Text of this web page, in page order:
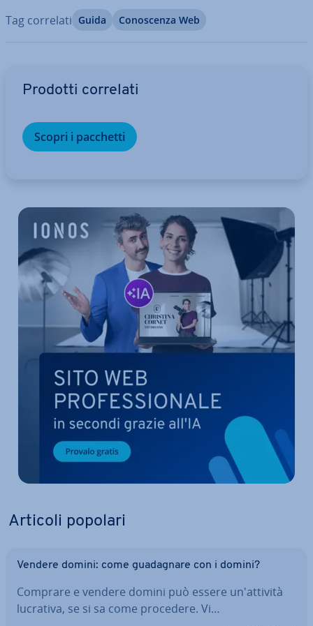
Tag correlati Guida Co­no­scen­za Web
Prodotti correlati
Scopri i pacchetti
Articoli popolari
Vendere domini: come gua­da­gna­re con i domini?
Comprare e vendere domini può essere un'at­ti­vi­tà
lucrativa, se si sa come procedere. Vi…